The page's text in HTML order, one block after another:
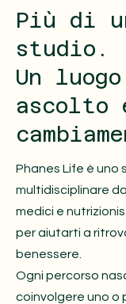
Più di
studio.
Un
ascolto
Phanes Life è uno
multidisciplinare
medici e
per aiutarti a
benessere.
Ogni percorso
coinvolgere uno o